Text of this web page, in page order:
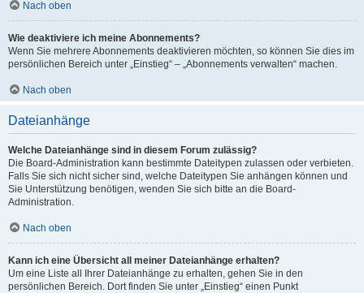
Nach oben
Wie deaktiviere ich meine Abonnements?
Wenn Sie mehrere Abonnements deaktivieren möchten, so können Sie dies im
persönlichen Bereich unter „Einstieg“ – „Abonnements verwalten“ machen.
Nach oben
Dateianhänge
Welche Dateianhänge sind in diesem Forum zulässig?
Die Board-Administration kann bestimmte Dateitypen zulassen oder verbieten.
Falls Sie sich nicht sicher sind, welche Dateitypen Sie anhängen können und
Sie Unterstützung benötigen, wenden Sie sich bitte an die Board-
Administration.
Nach oben
Kann ich eine Übersicht all meiner Dateianhänge erhalten?
Um eine Liste all Ihrer Dateianhänge zu erhalten, gehen Sie in den
persönlichen Bereich. Dort finden Sie unter „Einstieg“ einen Punkt